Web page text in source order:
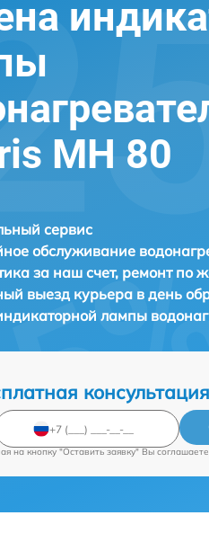
MH 80
сервис
обслуживание
за наш счет, ремонт по
выезд курьера в день
лампы
на кнопку "Оставить заявку" Вы